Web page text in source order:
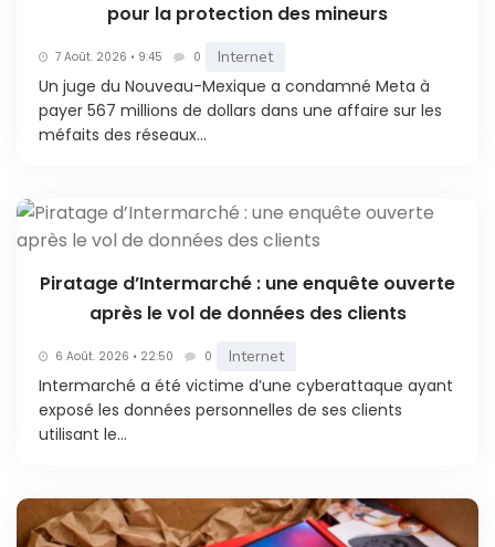
pour la protection des mineurs
7 Août. 2026 • 9:45 0 Internet
Un juge du Nouveau-Mexique a condamné Meta à
payer 567 millions de dollars dans une affaire sur les
méfaits des réseaux...
Piratage d’Intermarché : une enquête ouverte
après le vol de données des clients
6 Août. 2026 • 22:50 0 Internet
Intermarché a été victime d’une cyberattaque ayant
exposé les données personnelles de ses clients
utilisant le...